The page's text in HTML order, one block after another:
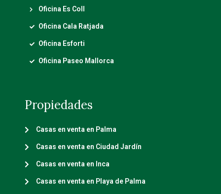
Oficina Es Coll
Oficina Cala Ratjada
Oficina Esforti
Oficina Paseo Mallorca
Propiedades
Casas en venta en Palma
Casas en venta en Ciudad Jardín
Casas en venta en Inca
Casas en venta en Playa de Palma